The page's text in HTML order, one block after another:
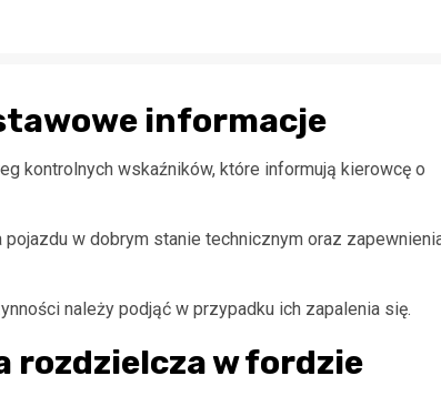
informacje
kontrolnych wskaźników, które informują kierowcę o
w dobrym stanie technicznym oraz
należy podjąć w przypadku ich zapalenia się.
w fordzie